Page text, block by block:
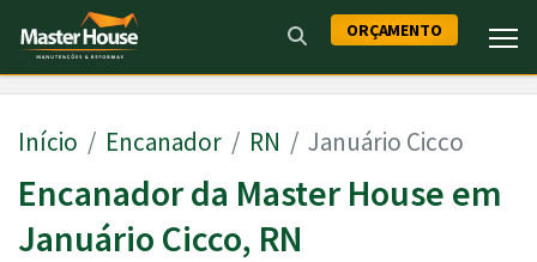
ORÇAMENTO
Início Encanador RN Januário Cicco
Encanador da Master House em
Januário Cicco, RN